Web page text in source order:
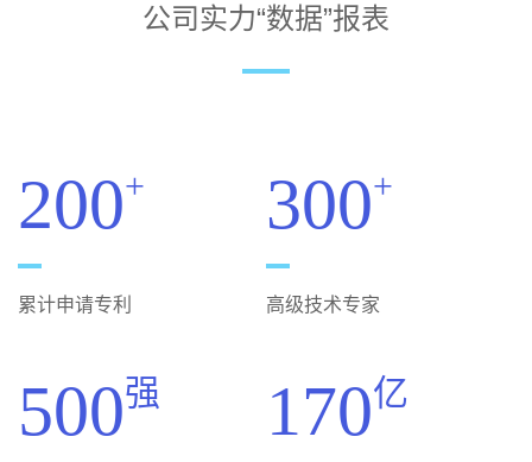
公司实力“数据”报表
200+
累计申请专利
300+
高级技术专家
500强 170亿